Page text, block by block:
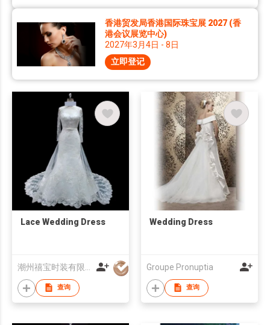
香港贸发局香港国际珠宝展 2027 (香
港会议展览中心)
2027年3月4日 - 8日
立即登记
Lace Wedding Dress
查询
Wedding Dress
Groupe Pronuptia
查询